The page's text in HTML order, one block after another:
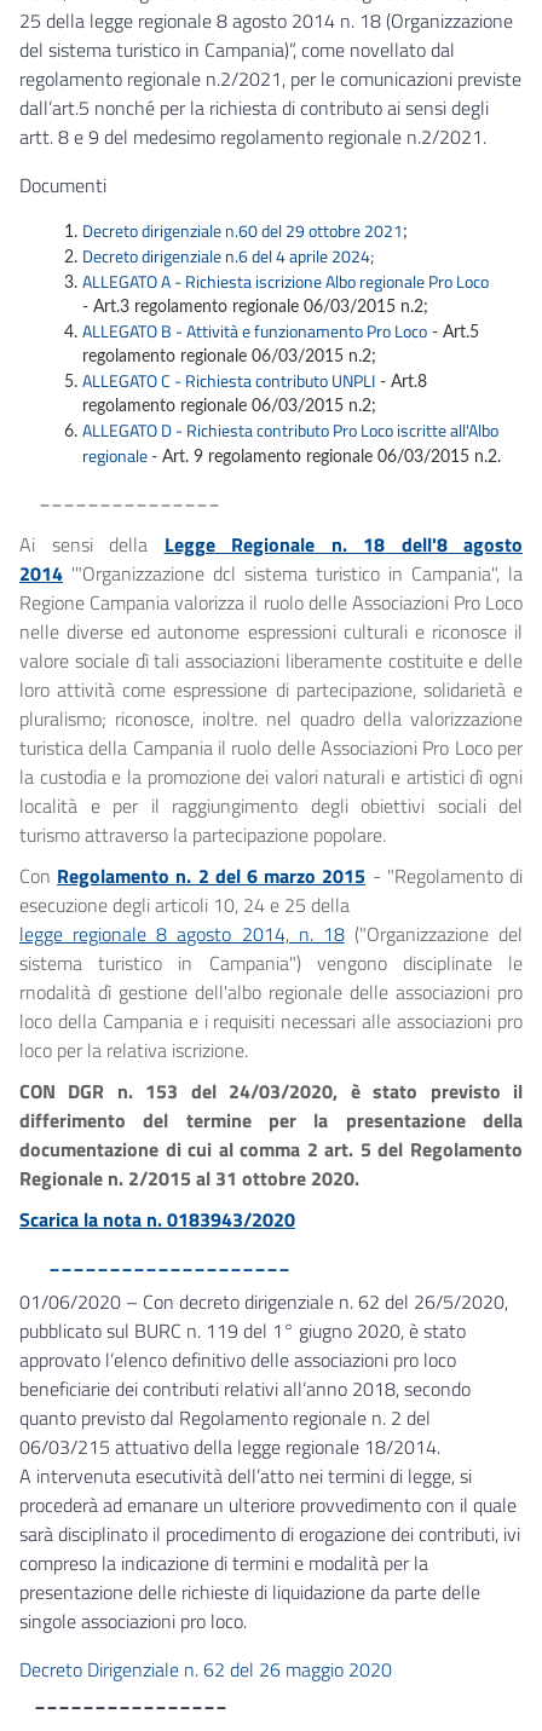
25 della legge regionale 8 agosto 2014 n. 18 (Organizzazione
del sistema turistico in Campania)”, come novellato dal
regolamento regionale n.2/2021, per le comunicazioni previste
dall’art.5 nonché per la richiesta di contributo ai sensi degli
artt. 8 e 9 del medesimo regolamento regionale n.2/2021.
Documenti
Decreto dirigenziale n.60 del 29 ottobre 2021 ;
Decreto dirigenziale n.6 del 4 aprile 2024;
ALLEGATO A - Richiesta iscrizione Albo regionale Pro Loco
- Art.3 regolamento regionale 06/03/2015 n.2;
ALLEGATO B - Attività e funzionamento Pro Loco - Art.5
regolamento regionale 06/03/2015 n.2;
ALLEGATO C - Richiesta contributo UNPLI - Art.8
regolamento regionale 06/03/2015 n.2;
ALLEGATO D - Richiesta contributo Pro Loco iscritte all'Albo
regionale - Art. 9 regolamento regionale 06/03/2015 n.2.
Ai sensi della Legge Regionale n. 18 dell'8 agosto
2014 '"Organizzazione dcl sistema turistico in Campania", la
Regione Campania valorizza il ruolo delle Associazioni Pro Loco
nelle diverse ed autonome espressioni culturali e riconosce il
valore sociale dì tali associazioni liberamente costituite e delle
loro attività come espressione di partecipazione, solidarietà e
pluralismo; riconosce, inoltre. nel quadro della valorizzazione
turistica della Campania il ruolo delle Associazioni Pro Loco per
la custodia e la promozione dei valori naturali e artistici dì ogni
località e per il raggiungimento degli obiettivi sociali del
turismo attraverso la partecipazione popolare.
Con Regolamento n. 2 del 6 marzo 2015 - "Regolamento di
esecuzione degli articoli 10, 24 e 25 della
legge regionale 8 agosto 2014, n. 18("Organizzazione del
sistema turistico in Campania") vengono disciplinate le
rnodalità dì gestione dell'albo regionale delle associazioni pro
loco della Campania e i requisiti necessari alle associazioni pro
loco per la relativa iscrizione.
CON DGR n. 153 del 24/03/2020, è stato previsto il
differimento del termine per la presentazione della
documentazione di cui al comma 2 art. 5 del Regolamento
Regionale n. 2/2015 al 31 ottobre 2020.
Scarica la nota n. 0183943/2020
01/06/2020 – Con decreto dirigenziale n. 62 del 26/5/2020,
pubblicato sul BURC n. 119 del 1° giugno 2020, è stato
approvato l’elenco definitivo delle associazioni pro loco
beneficiarie dei contributi relativi all’anno 2018, secondo
quanto previsto dal Regolamento regionale n. 2 del
06/03/215 attuativo della legge regionale 18/2014.
A intervenuta esecutività dell’atto nei termini di legge, si
procederà ad emanare un ulteriore provvedimento con il quale
sarà disciplinato il procedimento di erogazione dei contributi, ivi
compreso la indicazione di termini e modalità per la
presentazione delle richieste di liquidazione da parte delle
singole associazioni pro loco.
Decreto Dirigenziale n. 62 del 26 maggio 2020